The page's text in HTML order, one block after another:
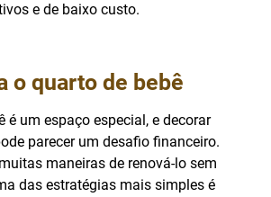
e de baixo custo.
o quarto de bebê
é um espaço especial, e decorar
parecer um desafio financeiro.
maneiras de renová-lo sem
das estratégias mais simples é